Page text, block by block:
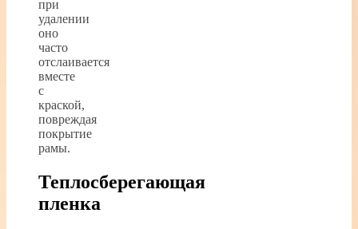
при
удалении
оно
часто
отслаивается
вместе
с
краской,
повреждая
покрытие
рамы.
Теплосберегающая
пленка